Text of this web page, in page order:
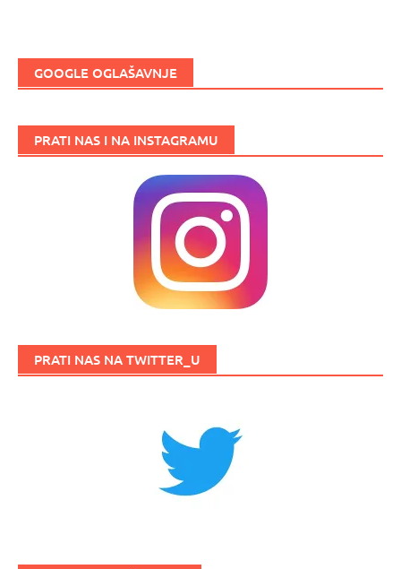
GOOGLE OGLAŠAVNJE
PRATI NAS I NA INSTAGRAMU
PRATI NAS NA TWITTER_U